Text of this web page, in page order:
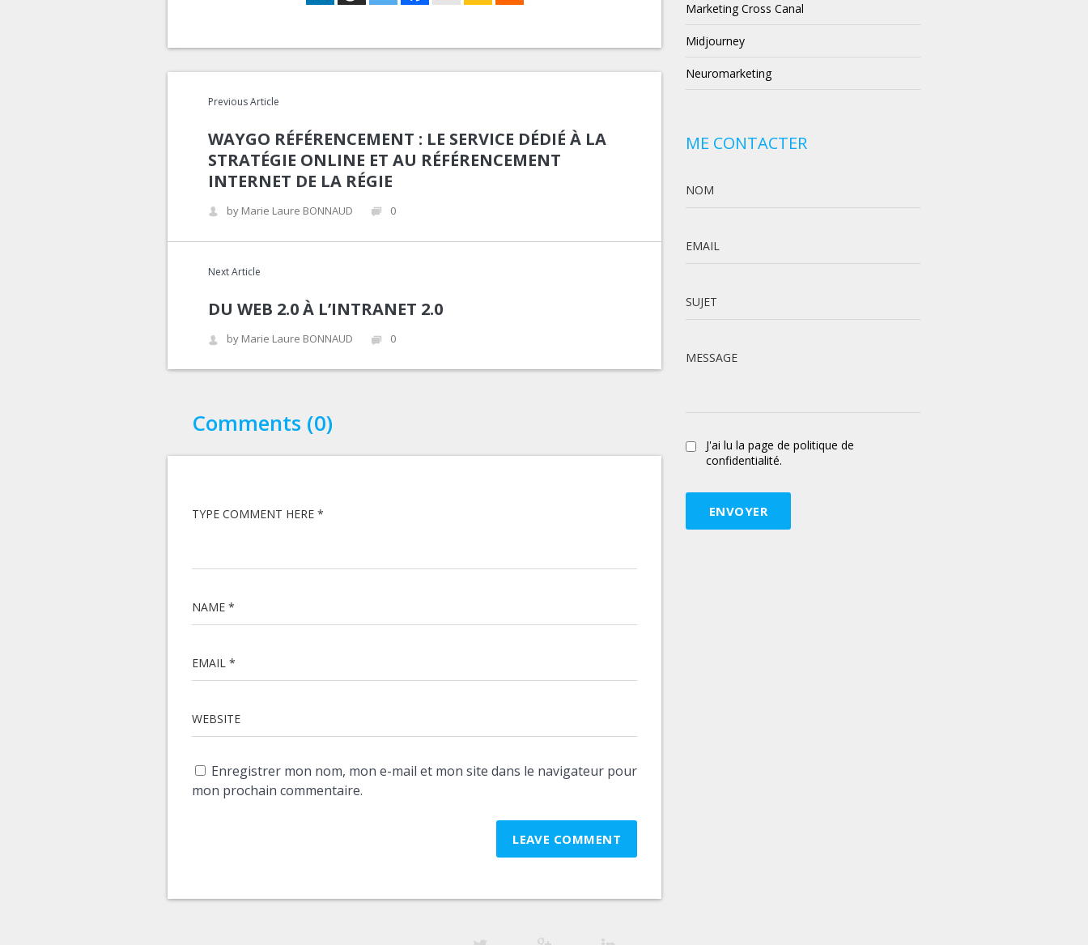
Previous Article
WAYGO RÉFÉRENCEMENT : LE SERVICE DÉDIÉ À LA
STRATÉGIE ONLINE ET AU RÉFÉRENCEMENT
INTERNET DE LA RÉGIE
by Marie Laure BONNAUD 0
Next Article
DU WEB 2.0 À L’INTRANET 2.0
by Marie Laure BONNAUD 0
Comments (0)
TYPE COMMENT HERE *
NAME *
EMAIL *
WEBSITE
Enregistrer mon nom, mon e-mail et mon site dans le navigateur pour
mon prochain commentaire.
Marketing Cross Canal
Midjourney
Neuromarketing
ME CONTACTER
NOM
EMAIL
SUJET
MESSAGE
J'ai lu la page de politique de
confidentialité.